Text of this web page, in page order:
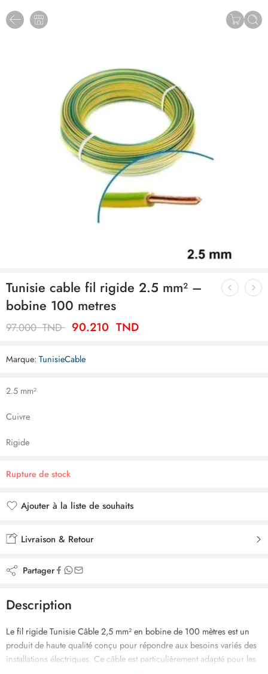
Tunisie cable fil rigide 2.5 mm² –
bobine 100 metres
97.000TND 90.210 TND
Marque: TunisieCable
2.5 mm²
Cuivre
Rigide
Rupture de stock
Ajouter à la liste de souhaits
Livraison & Retour
Partager
Description
Le fil rigide Tunisie Câble 2,5 mm² en bobine de 100 mètres est un
produit de haute qualité conçu pour répondre aux besoins variés des
installations électriques. Ce câble est particulièrement adapté pour les